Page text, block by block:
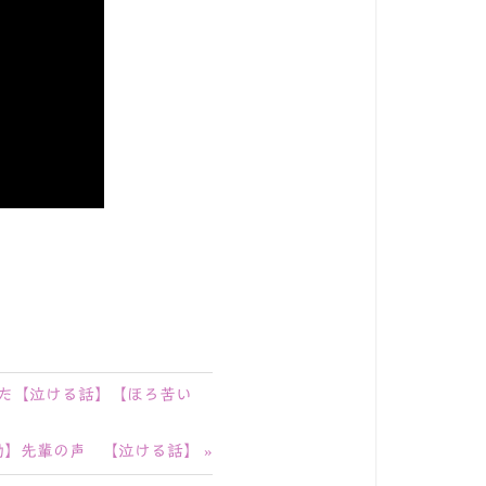
【泣ける話】【ほろ苦い
】先輩の声 【泣ける話】